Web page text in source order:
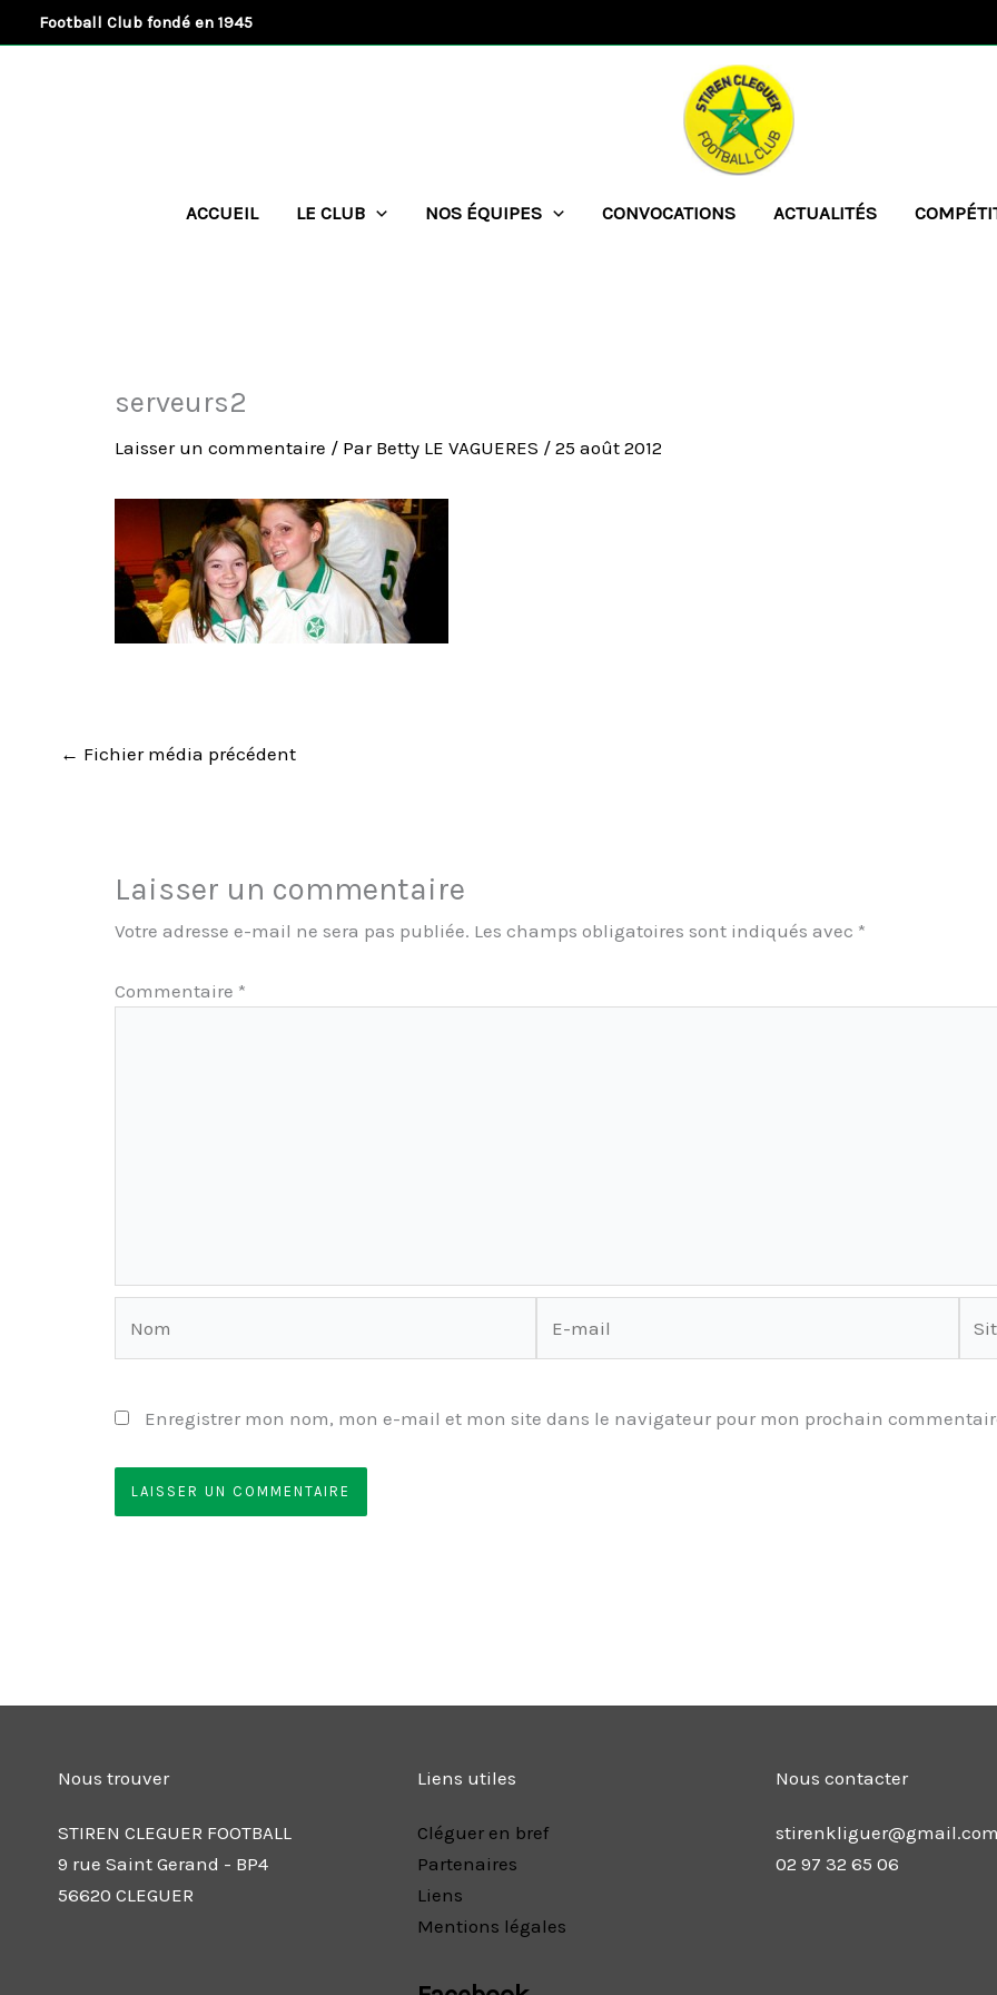
au
Football Club fondé en 1945
ACCUEIL LE CLUB NOS ÉQUIPES CONVOCATIONS ACTUALITÉS
serveurs2
Laisser un commentaire / Par Betty LE VAGUERES / 25 août 2012
← Fichier média précédent
Laisser un commentaire
Votre adresse e-mail ne sera pas publiée. Les champs obligatoires sont indiqués avec *
Commentaire *
Enregistrer mon nom, mon e-mail et mon site dans le navigateur pour mon prochain
Nous trouver
STIREN CLEGUER FOOTBALL
9 rue Saint Gerand - BP4
56620 CLEGUER
Liens utiles
Cléguer en bref
Partenaires
Liens
Mentions légales
Nous contacter
02 97 32 65 06